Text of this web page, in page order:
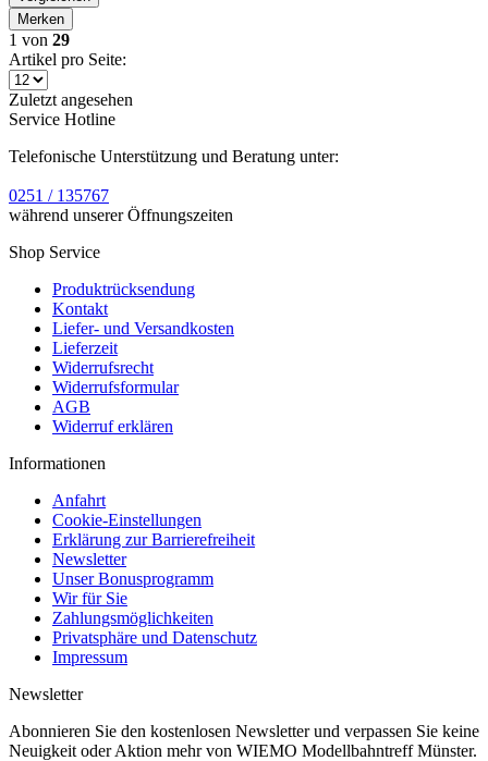
Merken
1 von 29
Artikel pro Seite:
Zuletzt angesehen
Service Hotline
Telefonische Unterstützung und Beratung unter:
0251 / 135767
während unserer Öffnungszeiten
Shop Service
Produktrücksendung
Kontakt
Liefer- und Versandkosten
Lieferzeit
Widerrufsrecht
Widerrufsformular
AGB
Widerruf erklären
Informationen
Anfahrt
Cookie-Einstellungen
Erklärung zur Barrierefreiheit
Newsletter
Unser Bonusprogramm
Wir für Sie
Zahlungsmöglichkeiten
Privatsphäre und Datenschutz
Impressum
Newsletter
Abonnieren Sie den kostenlosen Newsletter und verpassen Sie keine
Neuigkeit oder Aktion mehr von WIEMO Modellbahntreff Münster.